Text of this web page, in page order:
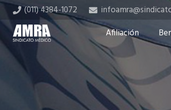
(011) 4384-1072
Afiliación